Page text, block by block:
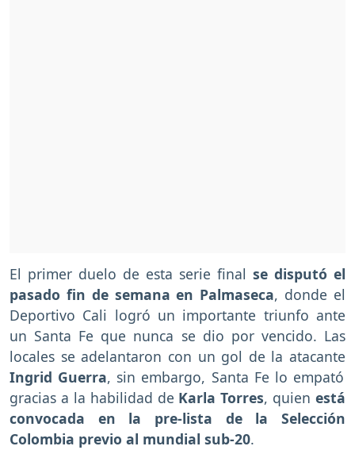
El primer duelo de esta serie final se disputó el
pasado fin de semana en Palmaseca, donde el
Deportivo Cali logró un importante triunfo ante
un Santa Fe que nunca se dio por vencido. Las
locales se adelantaron con un gol de la atacante
Ingrid Guerra, sin embargo, Santa Fe lo empató
gracias a la habilidad de Karla Torres, quien está
convocada en la pre-lista de la Selección
Colombia previo al mundial sub-20.